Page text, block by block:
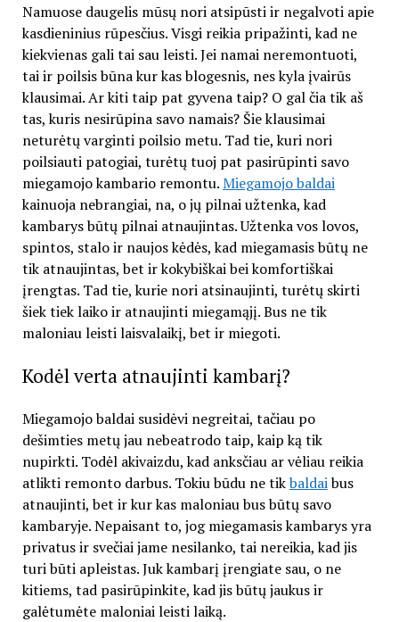
Namuose daugelis mūsų nori atsipūsti ir negalvoti apie
kasdieninius rūpesčius. Visgi reikia pripažinti, kad ne
kiekvienas gali tai sau leisti. Jei namai neremontuoti,
tai ir poilsis būna kur kas blogesnis, nes kyla įvairūs
klausimai. Ar kiti taip pat gyvena taip? O gal čia tik aš
tas, kuris nesirūpina savo namais? Šie klausimai
neturėtų varginti poilsio metu. Tad tie, kuri nori
poilsiauti patogiai, turėtų tuoj pat pasirūpinti savo
miegamojo kambario remontu.Miegamojo baldai
kainuoja nebrangiai, na, o jų pilnai užtenka, kad
kambarys būtų pilnai atnaujintas. Užtenka vos lovos,
spintos, stalo ir naujos kėdės, kad miegamasis būtų ne
tik atnaujintas, bet ir kokybiškai bei komfortiškai
įrengtas. Tad tie, kurie nori atsinaujinti, turėtų skirti
šiek tiek laiko ir atnaujinti miegamąjį. Bus ne tik
maloniau leisti laisvalaikį, bet ir miegoti.
Kodėl verta atnaujinti kambarį?
Miegamojo baldai susidėvi negreitai, tačiau po
dešimties metų jau nebeatrodo taip, kaip ką tik
nupirkti. Todėl akivaizdu, kad anksčiau ar vėliau reikia
atlikti remonto darbus. Tokiu būdu ne tikbaldaibus
atnaujinti, bet ir kur kas maloniau bus būtų savo
kambaryje. Nepaisant to, jog miegamasis kambarys yra
privatus ir svečiai jame nesilanko, tai nereikia, kad jis
turi būti apleistas. Juk kambarį įrengiate sau, o ne
kitiems, tad pasirūpinkite, kad jis būtų jaukus ir
galėtumėte maloniai leisti laiką.